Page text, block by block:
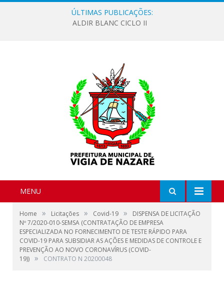
ÚLTIMAS PUBLICAÇÕES:
ALDIR BLANC CICLO II
MENU
Home » Licitações » Covid-19 »
DISPENSA DE LICITAÇÃO
Nº 7/2020-010-SEMSA (CONTRATAÇÃO DE EMPRESA
ESPECIALIZADA NO FORNECIMENTO DE TESTE RÁPIDO PARA
COVID-19 PARA SUBSIDIAR AS AÇÕES E MEDIDAS DE CONTROLE E
PREVENÇÃO AO NOVO CORONAVÍRUS (COVID-
19)) » CONTRATO N 20200048